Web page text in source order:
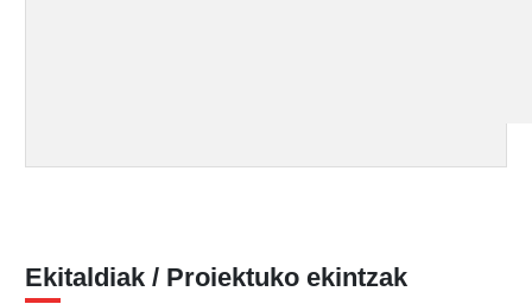
Ekitaldiak / Proiektuko ekintzak